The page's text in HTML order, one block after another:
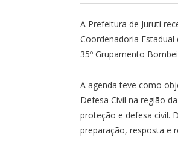
A Prefeitura de Juruti
Coordenadoria
35º Grupamento
A agenda teve como
Defesa Civil na região
proteção e defesa civil.
preparação, resposta e